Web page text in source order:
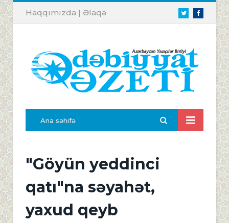
TwitterFacebook
Haqqımızda | Əlaqə
Ana səhifə
"Göyün yeddinci
qatı"na səyahət,
yaxud qeyb